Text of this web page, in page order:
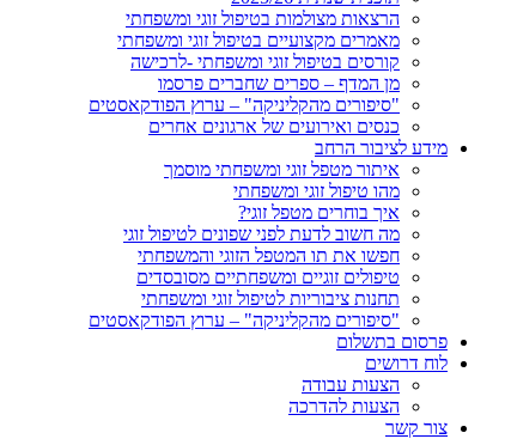
הרצאות מצולמות בטיפול זוגי ומשפחתי
מאמרים מקצועיים בטיפול זוגי ומשפחתי
קורסים בטיפול זוגי ומשפחתי -לרכישה
מן המדף – ספרים שחברים פרסמו
"סיפורים מהקליניקה" – ערוץ הפודקאסטים
כנסים ואירועים של ארגונים אחרים
מידע לציבור הרחב
איתור מטפל זוגי ומשפחתי מוסמך
מהו טיפול זוגי ומשפחתי
איך בוחרים מטפל זוגי?
מה חשוב לדעת לפני שפונים לטיפול זוגי
חפשו את תו המטפל הזוגי והמשפחתי
טיפולים זוגיים ומשפחתיים מסובסדים
תחנות ציבוריות לטיפול זוגי ומשפחתי
"סיפורים מהקליניקה" – ערוץ הפודקאסטים
פרסום בתשלום
לוח דרושים
הצעות עבודה
הצעות להדרכה
צור קשר